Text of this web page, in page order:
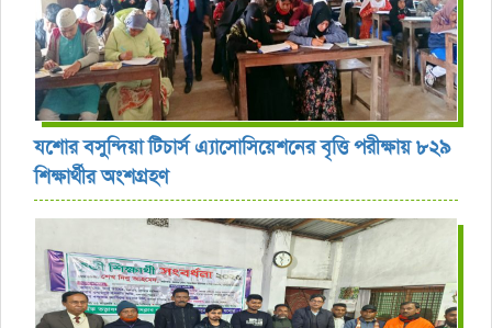
যশোর বসুন্দিয়া টিচার্স এ্যাসোসিয়েশনের বৃত্তি পরীক্ষায় ৮২৯
শিক্ষার্থীর অংশগ্রহণ